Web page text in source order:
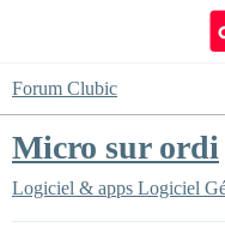
Forum Clubic
Micro sur ordi
Logiciel & apps Logiciel